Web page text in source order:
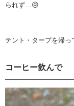
られず…😣
テント・タープを帰
コーヒー飲んで